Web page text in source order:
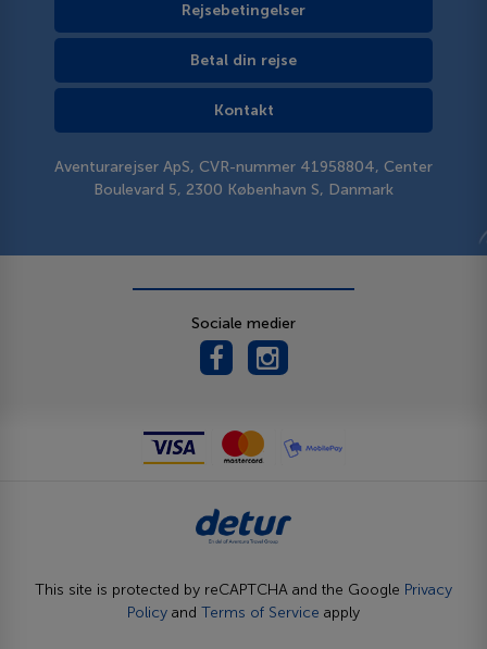
Rejsebetingelser
Betal din rejse
Kontakt
Aventurarejser ApS, CVR-nummer 41958804, Center
Boulevard 5, 2300 København S, Danmark
Sociale medier
This site is protected by reCAPTCHA and the Google Privacy
Policy and Terms of Service apply